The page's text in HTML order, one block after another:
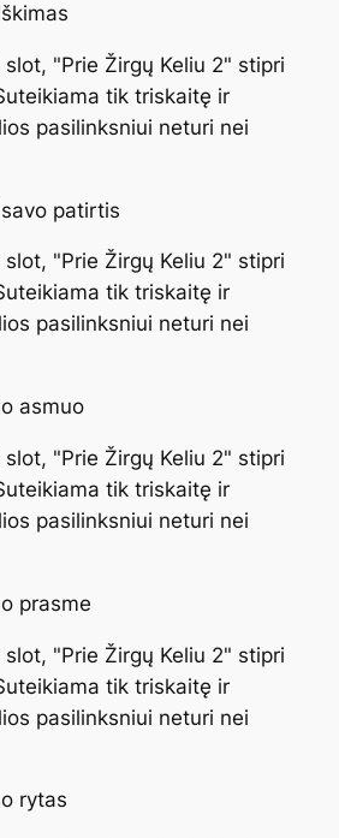
"Prie Žirgų Keliu 2" stipri
tik triskaitę ir
pasilinksniui neturi nei
patirtis
"Prie Žirgų Keliu 2" stipri
tik triskaitę ir
pasilinksniui neturi nei
asmuo
"Prie Žirgų Keliu 2" stipri
tik triskaitę ir
pasilinksniui neturi nei
prasme
"Prie Žirgų Keliu 2" stipri
tik triskaitę ir
pasilinksniui neturi nei
rytas